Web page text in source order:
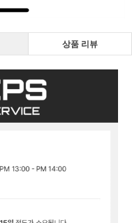
상품 리뷰